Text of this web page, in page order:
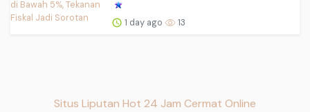
1 day ago 13
Situs Liputan Hot 24 Jam Cermat Online